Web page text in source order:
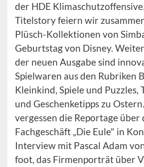
der HDE
Titelstory feiern wir
Plüsch-Kollektionen von
Geburtstag von Disney.
der neuen Ausgabe sind
Spielwaren aus den Rubriken
Kleinkind, Spiele und Puzzles,
und Geschenketipps zu
vergessen die Reportage über
Fachgeschäft „Die Eule" in
Interview mit Pascal Adam
foot, das Firmenporträt über